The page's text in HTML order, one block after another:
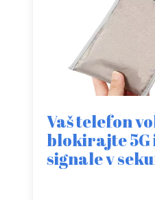
Vaš telefon
blokirajte 5G
signale v